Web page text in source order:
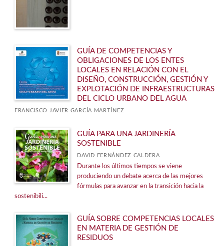
GUÍA DE COMPETENCIAS Y
OBLIGACIONES DE LOS ENTES
LOCALES EN RELACIÓN CON EL
DISEÑO, CONSTRUCCIÓN, GESTIÓN Y
EXPLOTACIÓN DE INFRAESTRUCTURAS
DEL CICLO URBANO DEL AGUA
FRANCISCO JAVIER GARCÍA MARTÍNEZ
GUÍA PARA UNA JARDINERÍA
SOSTENIBLE
DAVID FERNÁNDEZ CALDERA
Durante los últimos tiempos se viene
produciendo un debate acerca de las mejores
fórmulas para avanzar en la transición hacia la
sostenibili...
GUÍA SOBRE COMPETENCIAS LOCALES
EN MATERIA DE GESTIÓN DE
RESIDUOS